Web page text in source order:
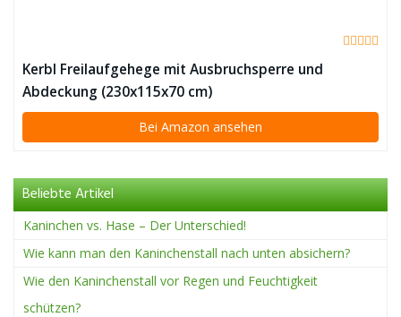
Kerbl Freilaufgehege mit Ausbruchsperre und
Abdeckung (230x115x70 cm)
Bei Amazon ansehen
Beliebte Artikel
Kaninchen vs. Hase – Der Unterschied!
Wie kann man den Kaninchenstall nach unten absichern?
Wie den Kaninchenstall vor Regen und Feuchtigkeit
schützen?